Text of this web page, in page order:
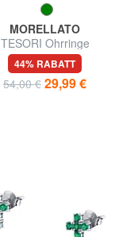
MORELLATO
TESORI Ohrringe
44% RABATT
54,00 € 29,99 €